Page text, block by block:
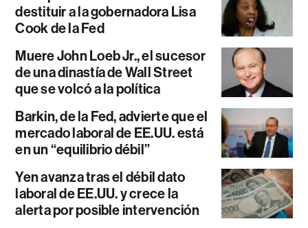
destituir a la gobernadora Lisa
Cook de la Fed
Muere John Loeb Jr., el sucesor
de una dinastía de Wall Street
que se volcó a la política
Barkin, de la Fed, advierte que el
mercado laboral de EE.UU. está
en un “equilibrio débil”
Yen avanza tras el débil dato
laboral de EE.UU. y crece la
alerta por posible intervención